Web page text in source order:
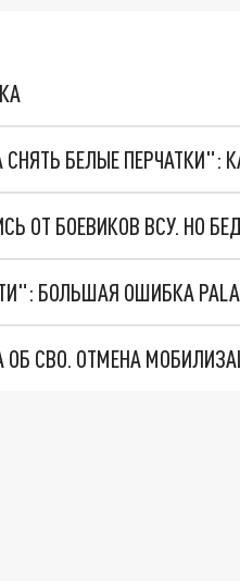
БЕЛЫЕ ПЕРЧАТКИ":
ОТ БОЕВИКОВ ВСУ. НО